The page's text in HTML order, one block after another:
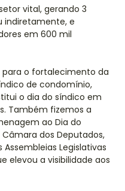
vital, gerando 3
indiretamente, e
em 600 mil
para o fortalecimento da
de condomínio,
o dia do síndico em
Também fizemos a
ao Dia do
dos Deputados,
Assembleias Legislativas
elevou a visibilidade aos